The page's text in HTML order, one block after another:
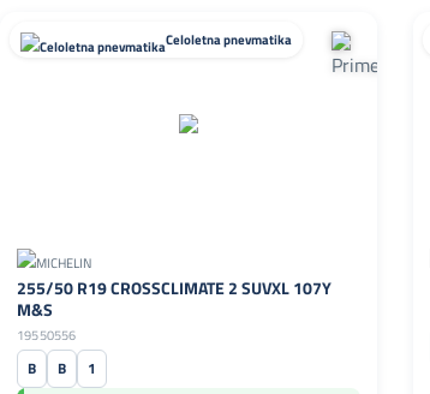
Celoletna pnevmatika
255/50 R19 CROSSCLIMATE 2 SUVXL 107Y
M&S
19550556
B B 1